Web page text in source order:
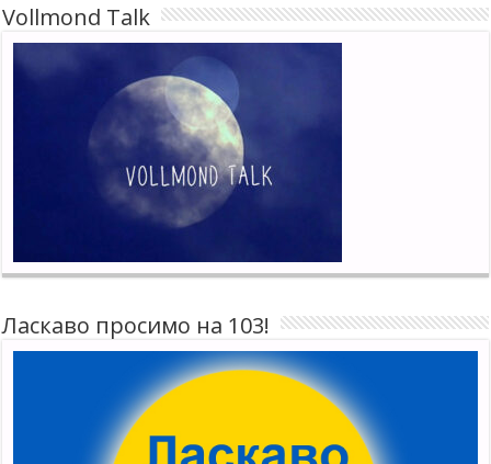
Vollmond Talk
Ласкаво просимо на 103!